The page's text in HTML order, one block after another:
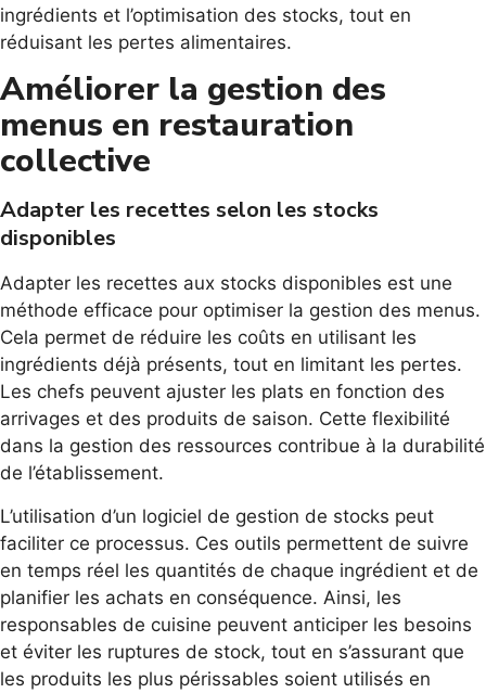
ingrédients et l’optimisation des stocks, tout en
réduisant les pertes alimentaires.
Améliorer la gestion des
menus en restauration
collective
Adapter les recettes selon les stocks
disponibles
Adapter les recettes aux stocks disponibles est une
méthode efficace pour optimiser la gestion des menus.
Cela permet de réduire les coûts en utilisant les
ingrédients déjà présents, tout en limitant les pertes.
Les chefs peuvent ajuster les plats en fonction des
arrivages et des produits de saison. Cette flexibilité
dans la gestion des ressources contribue à la durabilité
de l’établissement.
L’utilisation d’un logiciel de gestion de stocks peut
faciliter ce processus. Ces outils permettent de suivre
en temps réel les quantités de chaque ingrédient et de
planifier les achats en conséquence. Ainsi, les
responsables de cuisine peuvent anticiper les besoins
et éviter les ruptures de stock, tout en s’assurant que
les produits les plus périssables soient utilisés en